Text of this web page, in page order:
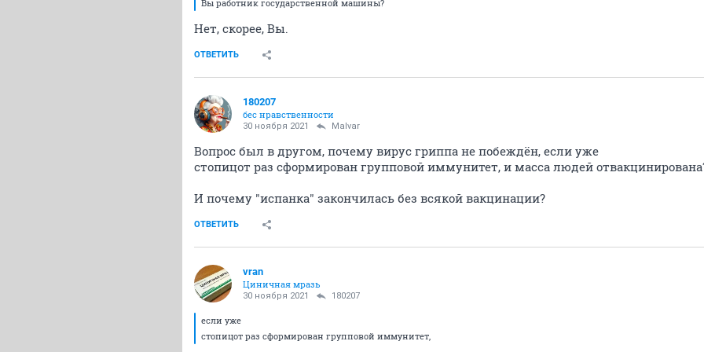
Вы работник государственной машины?
Нет, скорее, Вы.
ОТВЕТИТЬ
180207
бес нравственности
30 ноября 2021 Malvar
Вопрос был в другом, почему вирус гриппа не побеждён, если уже
стопицот раз сформирован групповой иммунитет, и масса людей
И почему "испанка" закончилась без всякой вакцинации?
ОТВЕТИТЬ
vran
Циничная мразь
30 ноября 2021 180207
если уже
стопицот раз сформирован групповой иммунитет,